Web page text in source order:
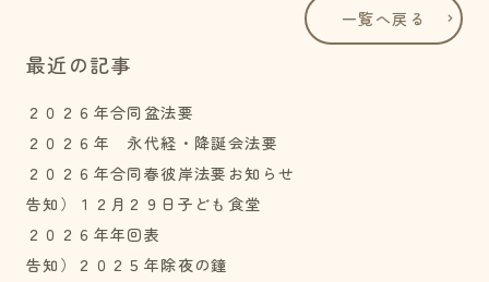
一覧へ戻る
最近の記事
２０２６年合同盆法要
２０２６年 永代経・降誕会法要
２０２６年合同春彼岸法要お知らせ
告知）１２月２９日子ども食堂
２０２６年年回表
告知）２０２５年除夜の鐘